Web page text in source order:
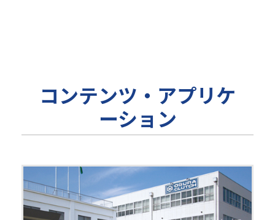
コンテンツ・アプリケ
ーション